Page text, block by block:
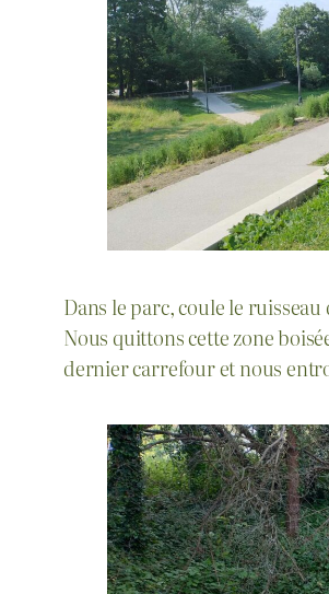
Dans le parc, coule le
Nous quittons cette zone
dernier carrefour et nous